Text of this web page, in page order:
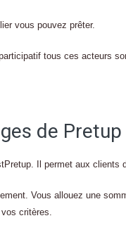
vous pouvez prêter.
tous ces acteurs
de Pretup
Il permet aux clients
Vous allouez une
critères.